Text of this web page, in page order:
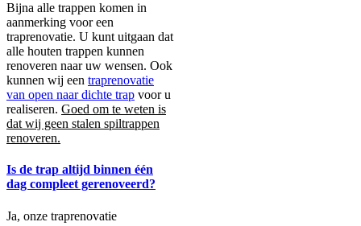
Bijna alle trappen komen in
aanmerking voor een
traprenovatie. U kunt uitgaan dat
alle houten trappen kunnen
renoveren naar uw wensen. Ook
kunnen wij een traprenovatie
van open naar dichte trap voor u
realiseren. Goed om te weten is
dat wij geen stalen spiltrappen
renoveren.
Is de trap altijd binnen één
dag compleet gerenoveerd?
Ja, onze traprenovatie